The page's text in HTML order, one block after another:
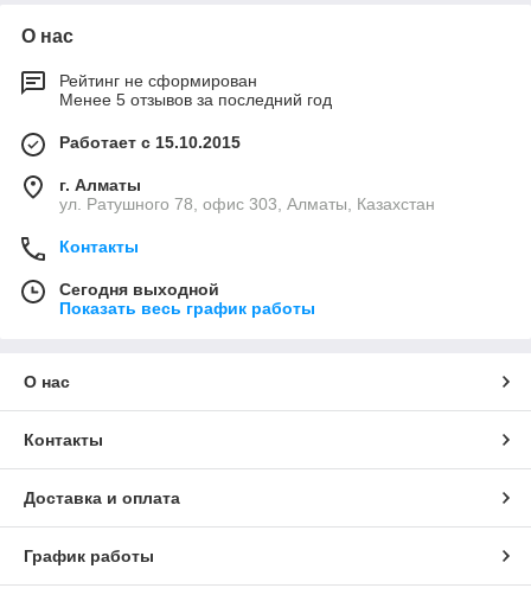
О нас
Рейтинг не сформирован
Менее 5 отзывов за последний год
Работает с 15.10.2015
г. Алматы
ул. Ратушного 78, офис 303, Алматы, Казахстан
Контакты
Сегодня выходной
Показать весь график работы
О нас
Контакты
Доставка и оплата
График работы